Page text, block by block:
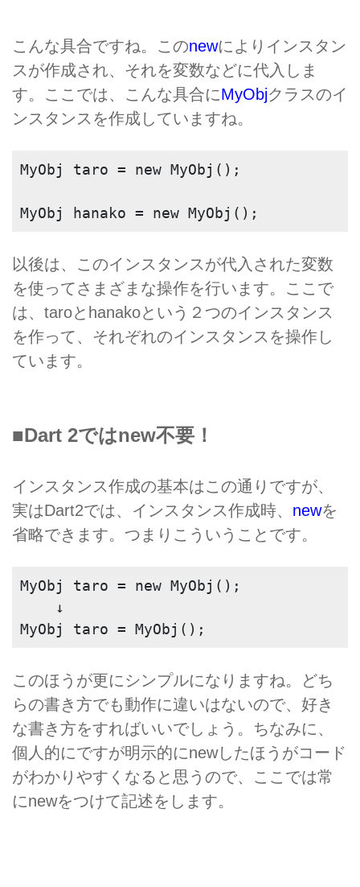
こんな具合ですね。このnewによりインスタン
スが作成され、それを変数などに代入しま
す。ここでは、こんな具合にMyObjクラスのイ
ンスタンスを作成していますね。
MyObj taro = new MyObj();
MyObj hanako = new MyObj();
以後は、このインスタンスが代入された変数
を使ってさまざまな操作を行います。ここで
は、taroとhanakoという２つのインスタンス
を作って、それぞれのインスタンスを操作し
ています。
■Dart 2ではnew不要！
インスタンス作成の基本はこの通りですが、
実はDart2では、インスタンス作成時、 newを
省略できます。つまりこういうことです。
MyObj taro = new MyObj();
↓
MyObj taro = MyObj();
このほうが更にシンプルになりますね。どち
らの書き方でも動作に違いはないので、好き
な書き方をすればいいでしょう。ちなみに、
個人的にですが明示的にnewしたほうがコード
がわかりやすくなると思うので、ここでは常
にnewをつけて記述をします。